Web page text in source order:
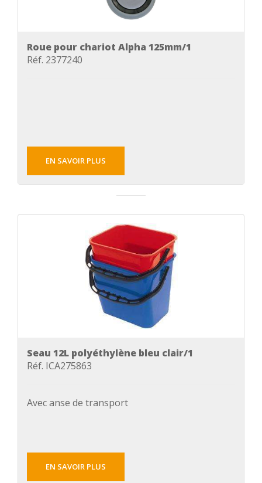
Roue pour chariot Alpha 125mm/1
Réf. 2377240
EN SAVOIR PLUS
Seau 12L polyéthylène bleu clair/1
Réf. ICA275863
Avec anse de transport
EN SAVOIR PLUS